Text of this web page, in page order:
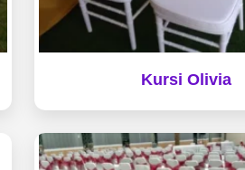
Kursi Olivia